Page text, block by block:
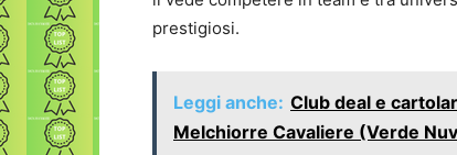
prestigiosi.
Leggi anche: Club deal e
Melchiorre Cavaliere (Verde